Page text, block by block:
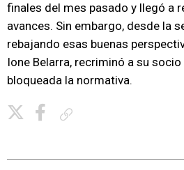
finales del mes pasado y llegó a
avances. Sin embargo, desde la
rebajando esas buenas
Ione Belarra, recriminó a su
bloqueada la normativa.